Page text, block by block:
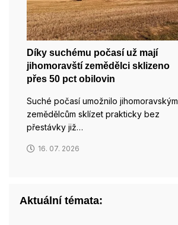
Díky suchému počasí už mají
jihomoravští zemědělci sklizeno
přes 50 pct obilovin
Suché počasí umožnilo jihomoravským
zemědělcům sklízet prakticky bez
přestávky již…
16. 07. 2026
Aktuální témata: